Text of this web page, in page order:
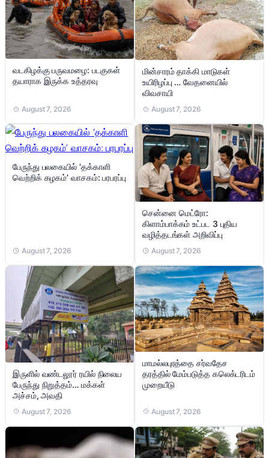
வடகிழக்கு பருவமழை: படகுகள்
தயாராக இருக்க உத்தரவு
August 7, 2026
மின்சாரம் தாக்கி மாடுகள்
உயிரிழப்பு … வேதனையில்
விவசாயி
August 7, 2026
பேருந்து பலகையில் ‘தக்காளி
வெற்றிக் கழகம்’ வாசகம்: பரபரப்பு
August 7, 2026
சென்னை மெட்ரோ:
கிளாம்பாக்கம் உட்பட 3 புதிய
வழித்தடங்கள் அறிவிப்பு
August 7, 2026
இருளில் வண்டலூர் ரயில் நிலைய
பேருந்து நிறுத்தம்… மக்கள்
அச்சம், அவதி
August 7, 2026
மாமல்லபுரத்தை சர்வதேச
தரத்தில் மேம்படுத்த கலெக்டரிடம்
முறையீடு
August 7, 2026